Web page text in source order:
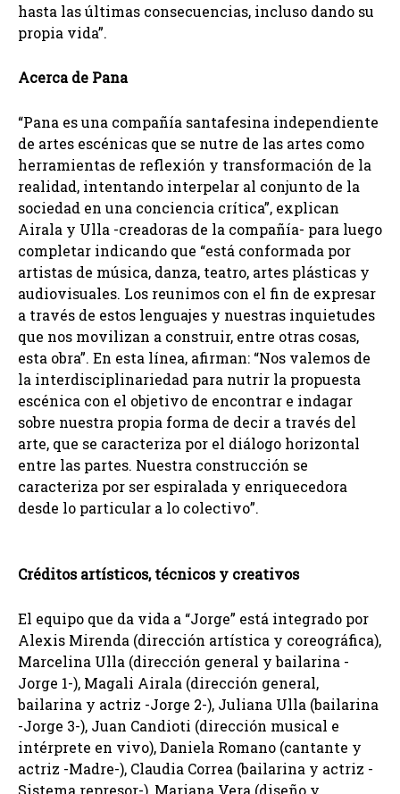
hasta las últimas consecuencias, incluso dando su
propia vida”.
Acerca de Pana
“Pana es una compañía santafesina independiente
de artes escénicas que se nutre de las artes como
herramientas de reflexión y transformación de la
realidad, intentando interpelar al conjunto de la
sociedad en una conciencia crítica”, explican
Airala y Ulla -creadoras de la compañía- para luego
completar indicando que “está conformada por
artistas de música, danza, teatro, artes plásticas y
audiovisuales. Los reunimos con el fin de expresar
a través de estos lenguajes y nuestras inquietudes
que nos movilizan a construir, entre otras cosas,
esta obra”. En esta línea, afirman: “Nos valemos de
la interdisciplinariedad para nutrir la propuesta
escénica con el objetivo de encontrar e indagar
sobre nuestra propia forma de decir a través del
arte, que se caracteriza por el diálogo horizontal
entre las partes. Nuestra construcción se
caracteriza por ser espiralada y enriquecedora
desde lo particular a lo colectivo”.
Créditos artísticos, técnicos y creativos
El equipo que da vida a “Jorge” está integrado por
Alexis Mirenda (dirección artística y coreográfica),
Marcelina Ulla (dirección general y bailarina -
Jorge 1-), Magali Airala (dirección general,
bailarina y actriz -Jorge 2-), Juliana Ulla (bailarina
-Jorge 3-), Juan Candioti (dirección musical e
intérprete en vivo), Daniela Romano (cantante y
actriz -Madre-), Claudia Correa (bailarina y actriz -
Sistema represor-), Mariana Vera (diseño y